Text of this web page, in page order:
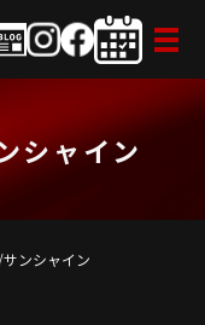
シャイン
ンシャイン